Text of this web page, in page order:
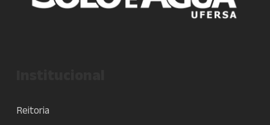
Reitoria